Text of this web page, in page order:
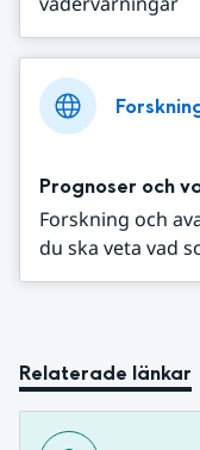
Prognoser och
Forskning och
du ska veta vad
Relaterade länkar